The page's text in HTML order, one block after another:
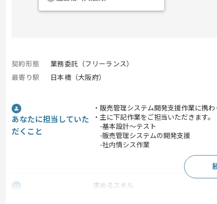
契約形態
業務委託（フリーランス）
最寄り駅
日本橋（大阪府）
あなたに担当していた
だくこと
・販売管理システム開発支援作業に携
・主に下記作業をご担当いただきます。
-基本設計～テスト
-販売管理システムの開発支援
-社内情シス作業
求めるスキル